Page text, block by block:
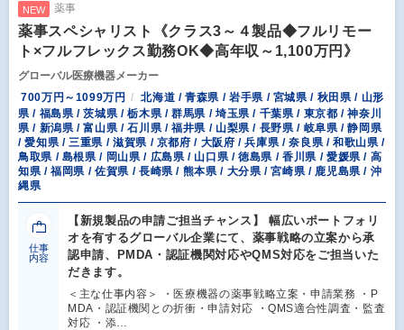
NEW 薬事
薬事スペシャリスト《クラス3～４製品◆フルリモー
ト×フルフレックス勤務OK◆高年収～1,100万円》
グローバル医療機器メーカー
700万円～1099万円
北海道 / 青森県 / 岩手県 / 宮城県 / 秋田県 / 山形
県 / 福島県 / 茨城県 / 栃木県 / 群馬県 / 埼玉県 / 千葉県 / 東京都 / 神奈川
県 / 新潟県 / 富山県 / 石川県 / 福井県 / 山梨県 / 長野県 / 岐阜県 / 静岡県
/ 愛知県 / 三重県 / 滋賀県 / 京都府 / 大阪府 / 兵庫県 / 奈良県 / 和歌山県 /
鳥取県 / 島根県 / 岡山県 / 広島県 / 山口県 / 徳島県 / 香川県 / 愛媛県 / 高
知県 / 福岡県 / 佐賀県 / 長崎県 / 熊本県 / 大分県 / 宮崎県 / 鹿児島県 / 沖
縄県
仕事
内容
【新規製品の申請ご担当チャンス】 幅広いポートフォリ
オを有するグローバル企業にて、薬事戦略の立案から承
認申請、PMDA・認証機関対応やQMS対応をご担当いた
だきます。
＜主な仕事内容＞ ・医療機器の薬事戦略立案・申請業務 ・P
MDA・認証機関との折衝・申請対応 ・QMS適合性調査・監査
対応 ・添…